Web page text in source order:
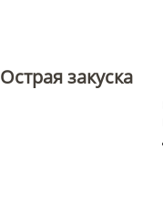
Острая закуска